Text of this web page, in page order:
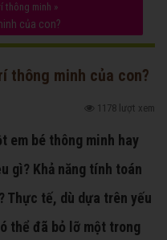
thông minh »
của con?
thông minh của con?
1178 lượt xem
em bé thông minh hay
gì? Khả năng tính toán
Thực tế, dù dựa trên yếu
thể đã bỏ lỡ một trong